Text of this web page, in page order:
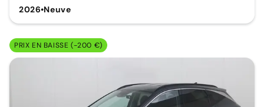
2026•Neuve
PRIX EN BAISSE (-200 €)